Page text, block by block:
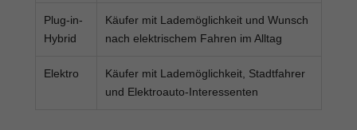
Plug-in-
Hybrid
Käufer mit Lademöglichkeit und Wunsch
nach elektrischem Fahren im Alltag
Elektro
Käufer mit Lademöglichkeit, Stadtfahrer
und Elektroauto-Interessenten